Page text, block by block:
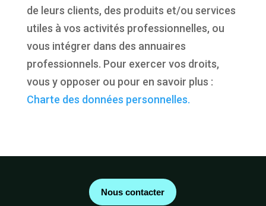
de leurs clients, des produits et/ou services
utiles à vos activités professionnelles, ou
vous intégrer dans des annuaires
professionnels. Pour exercer vos droits,
vous y opposer ou pour en savoir plus :
Charte des données personnelles.
Nous contacter